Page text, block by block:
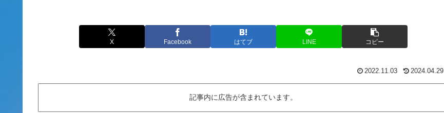
X Facebook はてブ LINE コピー
2022.11.03 2024.04.29
記事内に広告が含まれています。